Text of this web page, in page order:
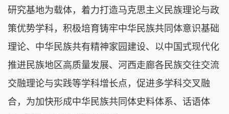
研究基地为载体，着力打造马克思主义民族理论与政
策优势学科，积极培育铸牢中华民族共同体意识基础
理论、中华民族共有精神家园建设、以中国式现代化
推进民族地区高质量发展、河西走廊各民族交往交流
交融理论与实践等学科增长点，促进多学科交叉融
合，为加快形成中华民族共同体史料体系、话语体